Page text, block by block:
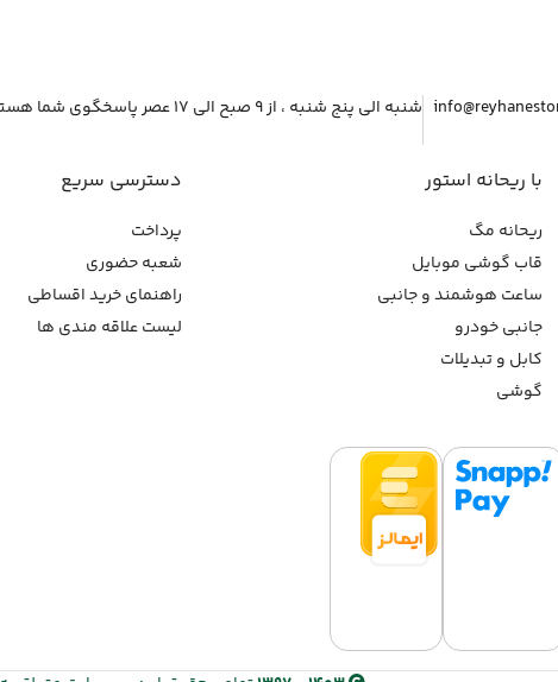
شنبه الی پنج شنبه ، از ۹ صبح الی ۱۷ عصر پاسخگوی شما هستیم.
با ریحانه استور
ریحانه مگ
قاب گوشی موبایل
ساعت هوشمند و جانبی
جانبی خودرو
کابل و تبدیلات
گوشی
دسترسی سریع
پرداخت
شعبه حضوری
راهنمای خرید اقساطی
لیست علاقه مندی ها